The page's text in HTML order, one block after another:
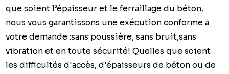
que soient l’épaisseur et le ferraillage du béton,
nous vous garantissons une exécution conforme à
votre demande :sans poussière, sans bruit,sans
vibration et en toute sécurité! Quelles que soient
les difficultés d'accès, d'épaisseurs de béton ou de